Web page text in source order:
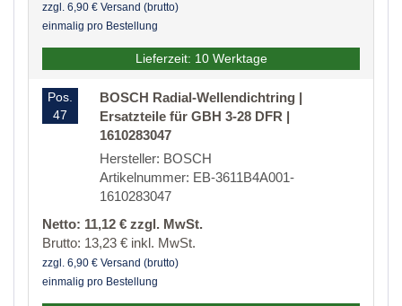
zzgl. 6,90 € Versand (brutto)
einmalig pro Bestellung
Lieferzeit: 10 Werktage
Pos.
47
BOSCH Radial-Wellendichtring |
Ersatzteile für GBH 3-28 DFR |
1610283047
Hersteller: BOSCH
Artikelnummer: EB-3611B4A001-
1610283047
Netto: 11,12 € zzgl. MwSt.
Brutto: 13,23 € inkl. MwSt.
zzgl. 6,90 € Versand (brutto)
einmalig pro Bestellung